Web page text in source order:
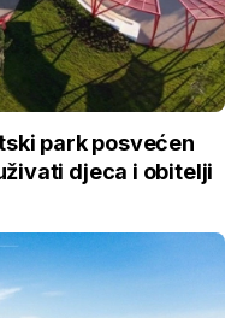
park posvećen
djeca i obitelji